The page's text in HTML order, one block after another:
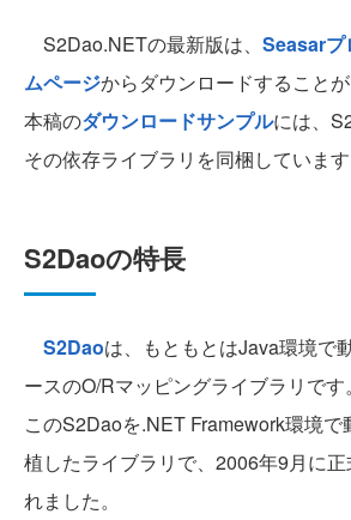
S2Dao.NETの最新版は、 Seasarプ
ムページからダウンロードすることが
本稿のダウンロードサンプルには、
その依存ライブラリを同梱しています
S2Daoの特長
S2Daoは、もともとはJava環境で
ースのO/Rマッピングライブラリです
このS2Daoを.NET Framework環境で
植したライブラリで、2006年9月に
れました。